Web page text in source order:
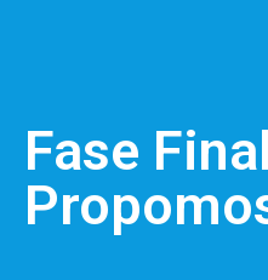
Fase